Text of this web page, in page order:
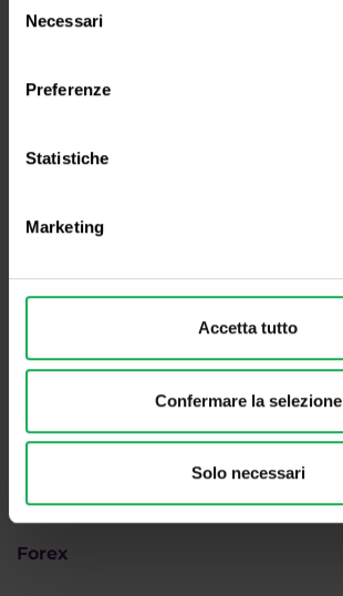
delNecessari
Preferenze
Statistiche
Marketing
Accetta tutto
Confermare la selezione
Solo necessari
Perché Purple
Come fare trading
Forex